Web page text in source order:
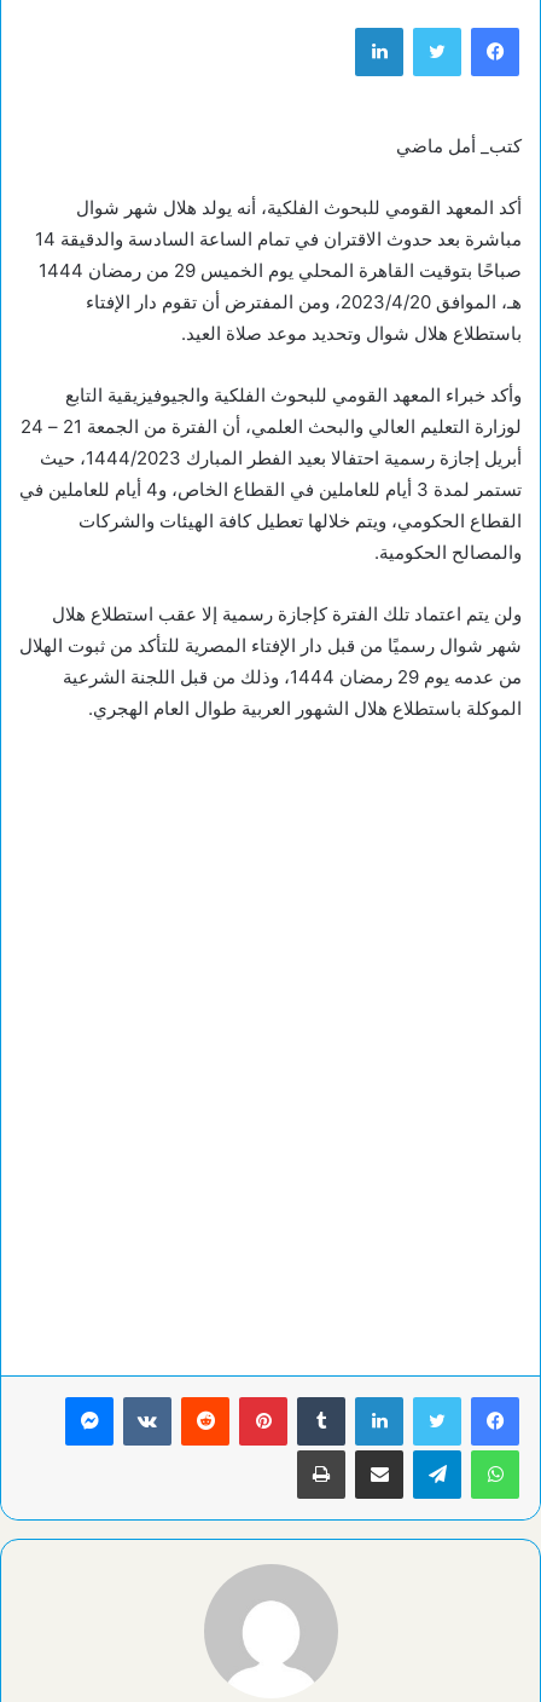
فيسبوك تويتر لينكدإن
كتب_ أمل ماضي
أكد المعهد القومي للبحوث الفلكية، أنه يولد هلال شهر شوال
مباشرة بعد حدوث الاقتران في تمام الساعة السادسة والدقيقة 14
صباحًا بتوقيت القاهرة المحلي يوم الخميس 29 من رمضان 1444
هـ، الموافق 2023/4/20، ومن المفترض أن تقوم دار الإفتاء
باستطلاع هلال شوال وتحديد موعد صلاة العيد.
وأكد خبراء المعهد القومي للبحوث الفلكية والجيوفيزيقية التابع
لوزارة التعليم العالي والبحث العلمي، أن الفترة من الجمعة 21 – 24
أبريل إجازة رسمية احتفالا بعيد الفطر المبارك 1444/2023، حيث
تستمر لمدة 3 أيام للعاملين في القطاع الخاص، و4 أيام للعاملين في
القطاع الحكومي، ويتم خلالها تعطيل كافة الهيئات والشركات
والمصالح الحكومية.
ولن يتم اعتماد تلك الفترة كإجازة رسمية إلا عقب استطلاع هلال
شهر شوال رسميًا من قبل دار الإفتاء المصرية للتأكد من ثبوت الهلال
من عدمه يوم 29 رمضان 1444، وذلك من قبل اللجنة الشرعية
الموكلة باستطلاع هلال الشهور العربية طوال العام الهجري.
لينكدإن بينتيريست ماسنجر
واتساب تيلقرام مشاركة عبر البريد طباعة